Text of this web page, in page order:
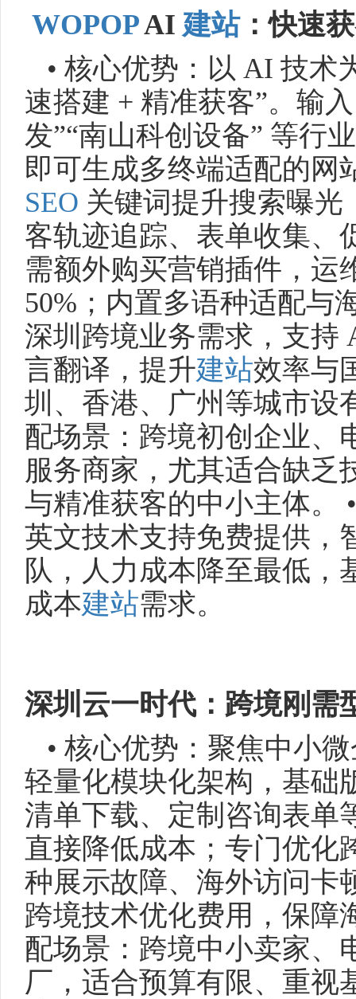
WOPOPAI 建站：快速
• 核心优势：以 AI 技术
速搭建 + 精准获客”。输
发”“南山科创设备” 等行
即可生成多终端适配的网
SEO 关键词提升搜索曝
客轨迹追踪、表单收集、
需额外购买营销插件，运
50%；内置多语种适配与
深圳跨境业务需求，支持
言翻译，提升建站效率与
圳、香港、广州等城市设
配场景：跨境初创企业、
服务商家，尤其适合缺乏
与精准获客的中小主体。
英文技术支持免费提供，
队，人力成本降至最低，
成本建站需求。
深圳云一时代：跨境刚需
• 核心优势：聚焦中小
轻量化模块化架构，基础
清单下载、定制咨询表单
直接降低成本；专门优化
种展示故障、海外访问卡
跨境技术优化费用，保障
配场景：跨境中小卖家、
厂，适合预算有限、重视